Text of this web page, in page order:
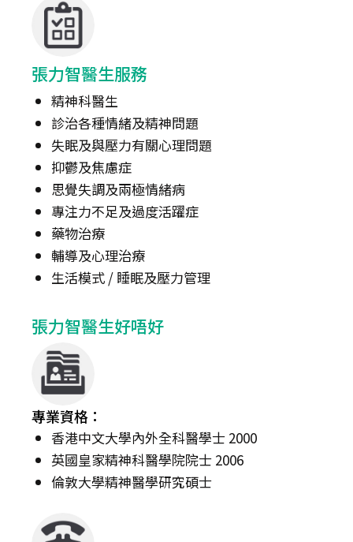
張力智醫生服務
精神科醫生
診治各種情緒及精神問題
失眠及與壓力有關心理問題
抑鬱及焦慮症
思覺失調及兩極情緒病
專注力不足及過度活躍症
藥物治療
輔導及心理治療
生活模式 / 睡眠及壓力管理
張力智醫生好唔好
專業資格：
香港中文大學內外全科醫學士 2000
英國皇家精神科醫學院院士 2006
倫敦大學精神醫學研究碩士